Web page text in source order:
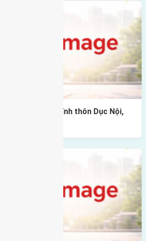
đất trục chính thôn Dục Nội,